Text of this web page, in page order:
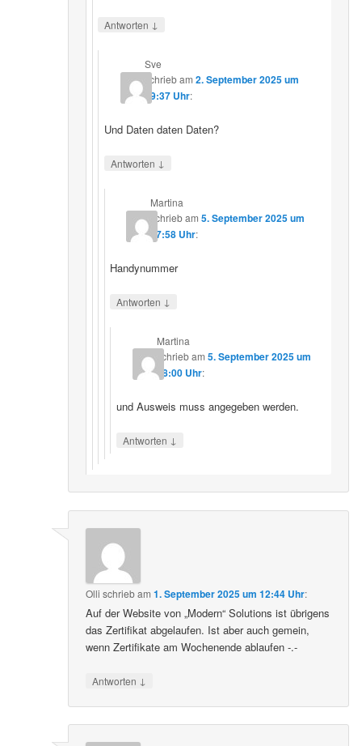
Antworten ↓
Sve
schriebam 2. September 2025 um
19:37 Uhr:
Und Daten daten Daten?
Antworten ↓
Martina
schriebam5. September 2025 um
17:58 Uhr:
Handynummer
Antworten ↓
Martina
schriebam 5. September 2025 um
18:00 Uhr:
und Ausweis muss angegeben werden.
Antworten ↓
Olli schriebam1. September 2025 um 12:44 Uhr:
Auf der Website von „Modern“ Solutions ist übrigens
das Zertifikat abgelaufen. Ist aber auch gemein,
wenn Zertifikate am Wochenende ablaufen -.-
Antworten ↓